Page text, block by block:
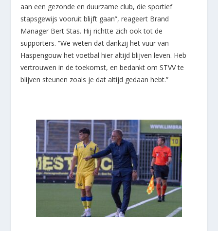
aan een gezonde en duurzame club, die sportief
stapsgewijs vooruit blijft gaan”, reageert Brand
Manager Bert Stas. Hij richtte zich ook tot de
supporters. “We weten dat dankzij het vuur van
Haspengouw het voetbal hier altijd blijven leven. Heb
vertrouwen in de toekomst, en bedankt om STVV te
blijven steunen zoals je dat altijd gedaan hebt.”